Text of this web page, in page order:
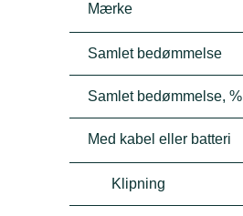
Mærke
Samlet bedømmelse
Samlet bedømmelse, %
Med kabel eller batteri
Klipning